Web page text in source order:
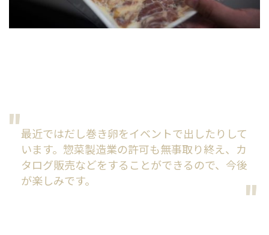
最近ではだし巻き卵をイベントで出したりして
います。惣菜製造業の許可も無事取り終え、カ
タログ販売などをすることができるので、今後
が楽しみです。